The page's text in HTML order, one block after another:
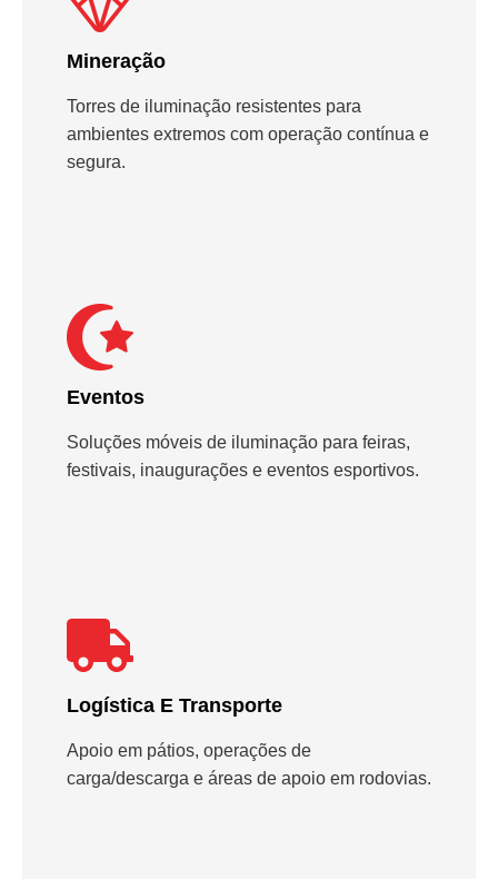
Mineração
Torres de iluminação resistentes para
ambientes extremos com operação contínua e
segura.
Eventos
Soluções móveis de iluminação para feiras,
festivais, inaugurações e eventos esportivos.
Logística E Transporte
Apoio em pátios, operações de
carga/descarga e áreas de apoio em rodovias.